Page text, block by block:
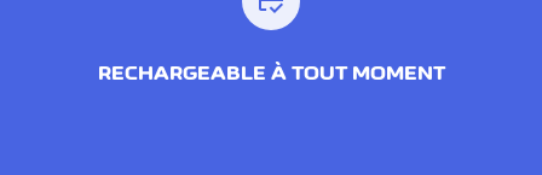
RECHARGEABLE À TOUT MOMENT